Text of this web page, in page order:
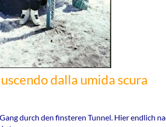
dalla umida scura
durch den finsteren Tunnel. Hier endlich